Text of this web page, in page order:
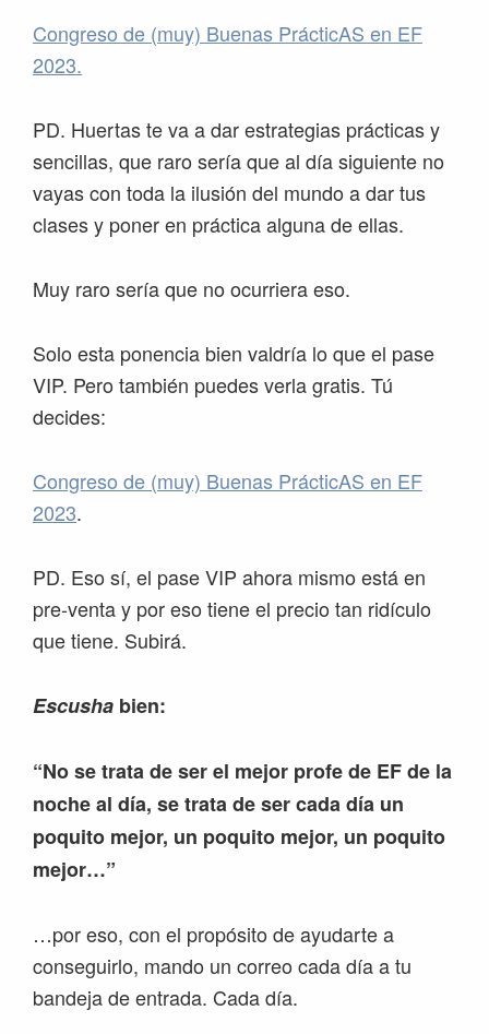
Congreso de (muy) Buenas PrácticAS en EF
2023.
PD. Huertas te va a dar estrategias prácticas y
sencillas, que raro sería que al día siguiente no
vayas con toda la ilusión del mundo a dar tus
clases y poner en práctica alguna de ellas.
Muy raro sería que no ocurriera eso.
Solo esta ponencia bien valdría lo que el pase
VIP. Pero también puedes verla gratis. Tú
decides:
Congreso de (muy) Buenas PrácticAS en EF
2023.
PD. Eso sí, el pase VIP ahora mismo está en
pre-venta y por eso tiene el precio tan ridículo
que tiene. Subirá.
Escusha bien:
“No se trata de ser el mejor profe de EF de la
noche al día, se trata de ser cada día un
poquito mejor, un poquito mejor, un poquito
mejor…”
…por eso, con el propósito de ayudarte a
conseguirlo, mando un correo cada día a tu
bandeja de entrada. Cada día.